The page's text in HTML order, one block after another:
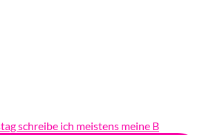
schreibe ich meistens meine B